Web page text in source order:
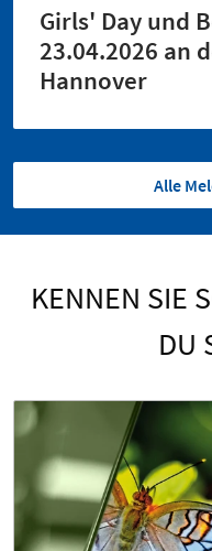
Girls' Day und
23.04.2026 an
Hannover
Alle
KENNEN SIE
DU